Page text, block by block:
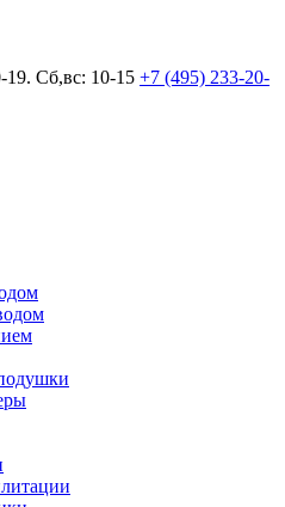
Сб,вс: 10-15 +7 (495) 233-20-